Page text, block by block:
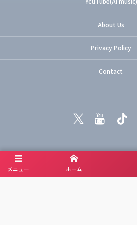
メニュー ホーム
About Us
Privacy Policy
Contact